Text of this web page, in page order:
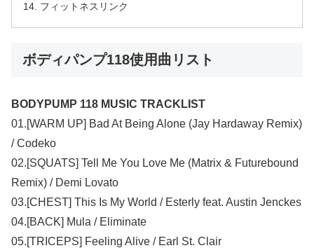
フィットネスリンク
ボディパンプ118使用曲リスト
BODYPUMP 118 MUSIC TRACKLIST
01.[WARM UP] Bad At Being Alone (Jay Hardaway Remix)
/ Codeko
02.[SQUATS] Tell Me You Love Me (Matrix & Futurebound
Remix) / Demi Lovato
03.[CHEST] This Is My World / Esterly feat. Austin Jenckes
04.[BACK] Mula / Eliminate
05.[TRICEPS] Feeling Alive / Earl St. Clair